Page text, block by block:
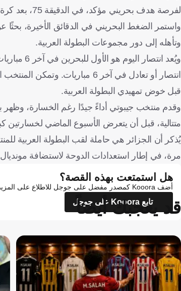
لفرصة هدف بحريني مؤكد، في الدقيقة 75، بعد كرة عرضية أرضية سريعة قابلها الرميحي بتسديدة مباشرة.
واستمر الضغط البحريني في الدقائق الأخيرة،
وتأهله إلى دور مجموعات البطولة العربية.
قبل خوض تمهيدي البطولة العربية.
متتالية، قبل أن يتعرض الأسبوع الماضي لخسارتين كبيرتين (0-6) و(0-7)، أمام منتخب المغرب في
مرة، في إطار استعدادات الدوحة لاستضافة مونديال 2022 آنذاك.
هل استمتعت بهذه القصة؟
أضف Kooora كمصدر مفضل على جوجل للاطلاع على المزيد من تقاريرنا
تابع Kooora على جوجل
قد يعجبك أيضاً